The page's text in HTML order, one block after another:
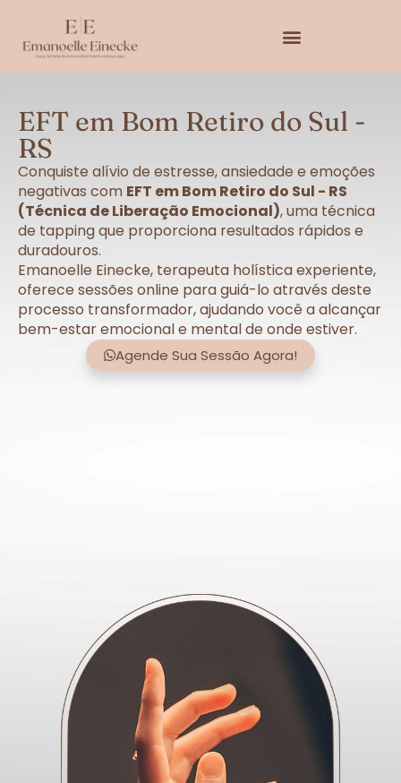
EFT em Bom Retiro do Sul -
RS
Conquiste alívio de estresse, ansiedade e emoções
negativas com EFT em Bom Retiro do Sul - RS
(Técnica de Liberação Emocional), uma técnica
de tapping que proporciona resultados rápidos e
duradouros.
Emanoelle Einecke, terapeuta holística experiente,
oferece sessões online para guiá-lo através deste
processo transformador, ajudando você a alcançar
bem-estar emocional e mental de onde estiver.
Agende Sua Sessão Agora!